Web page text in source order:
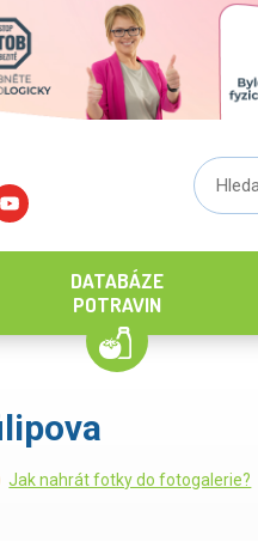
DATABÁZE
POTRAVIN
Jak nahrát fotky do fotogalerie?